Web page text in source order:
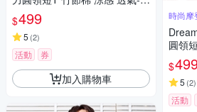
二色
$499
5 (2)
活動 券
加入購物車
時尚摩
圓領
$
5 (2)
活動